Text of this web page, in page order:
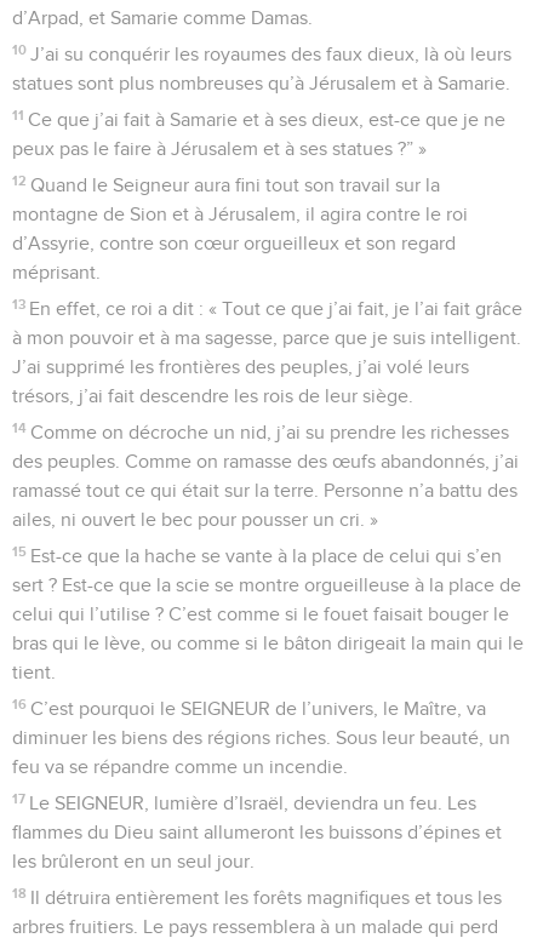
d’Arpad, et Samarie comme Damas.
10 J’ai su conquérir les royaumes des faux dieux, là où leurs
statues sont plus nombreuses qu’à Jérusalem et à Samarie.
11 Ce que j’ai fait à Samarie et à ses dieux, est-ce que je ne
peux pas le faire à Jérusalem et à ses statues ?” »
12 Quand le Seigneur aura fini tout son travail sur la
montagne de Sion et à Jérusalem, il agira contre le roi
d’Assyrie, contre son cœur orgueilleux et son regard
méprisant.
13 En effet, ce roi a dit : « Tout ce que j’ai fait, je l’ai fait grâce
à mon pouvoir et à ma sagesse, parce que je suis intelligent.
J’ai supprimé les frontières des peuples, j’ai volé leurs
trésors, j’ai fait descendre les rois de leur siège.
14 Comme on décroche un nid, j’ai su prendre les richesses
des peuples. Comme on ramasse des œufs abandonnés, j’ai
ramassé tout ce qui était sur la terre. Personne n’a battu des
ailes, ni ouvert le bec pour pousser un cri. »
15 Est-ce que la hache se vante à la place de celui qui s’en
sert ? Est-ce que la scie se montre orgueilleuse à la place de
celui qui l’utilise ? C’est comme si le fouet faisait bouger le
bras qui le lève, ou comme si le bâton dirigeait la main qui le
tient.
16 C’est pourquoi le SEIGNEUR de l’univers, le Maître, va
diminuer les biens des régions riches. Sous leur beauté, un
feu va se répandre comme un incendie.
17 Le SEIGNEUR, lumière d’Israël, deviendra un feu. Les
flammes du Dieu saint allumeront les buissons d’épines et
les brûleront en un seul jour.
18 Il détruira entièrement les forêts magnifiques et tous les
arbres fruitiers. Le pays ressemblera à un malade qui perd